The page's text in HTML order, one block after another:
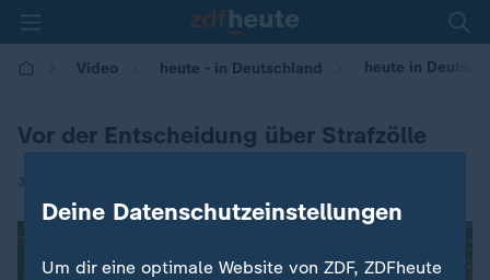
Video heute - in Deutschland heute in
Vor der Entscheidung über Strafzölle
30.04.2018 | 14:00
Deine Datenschutzeinstellungen
Um dir eine optimale Website von ZDF, ZDFheute